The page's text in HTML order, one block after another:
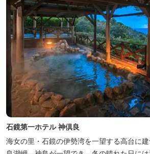
石鏡第一ホテル 神倶良
海女の里・石鏡の伊勢湾を一望する高台に